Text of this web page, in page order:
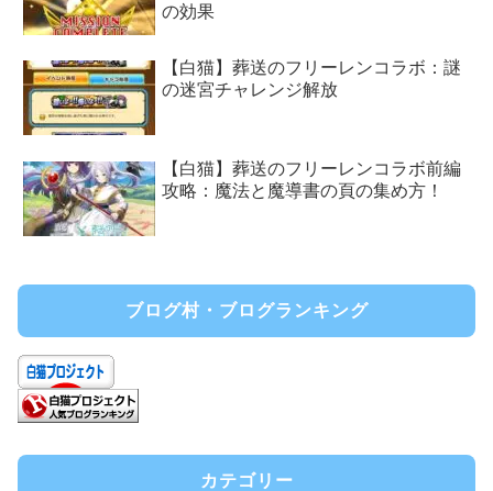
の効果
【白猫】葬送のフリーレンコラボ：謎
の迷宮チャレンジ解放
【白猫】葬送のフリーレンコラボ前編
攻略：魔法と魔導書の頁の集め方！
ブログ村・ブログランキング
カテゴリー